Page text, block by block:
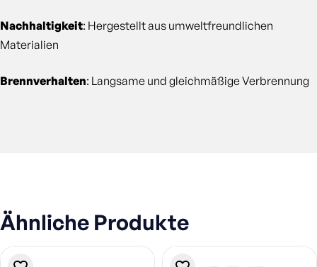
Nachhaltigkeit: Hergestellt aus umweltfreundlichen
Materialien
Brennverhalten: Langsame und gleichmäßige Verbrennung
Ähnliche Produkte